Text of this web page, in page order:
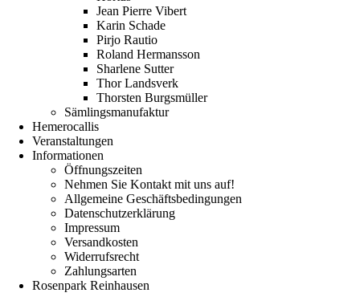
Jean Pierre Vibert
Karin Schade
Pirjo Rautio
Roland Hermansson
Sharlene Sutter
Thor Landsverk
Thorsten Burgsmüller
Sämlingsmanufaktur
Hemerocallis
Veranstaltungen
Informationen
Öffnungszeiten
Nehmen Sie Kontakt mit uns auf!
Allgemeine Geschäftsbedingungen
Datenschutzerklärung
Impressum
Versandkosten
Widerrufsrecht
Zahlungsarten
Rosenpark Reinhausen